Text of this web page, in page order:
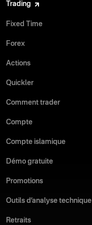
Trading
Fixed Time
Forex
Actions
Quickler
Comment trader
Compte
Compte islamique
Démo gratuite
Promotions
Outils d’analyse technique
Retraits